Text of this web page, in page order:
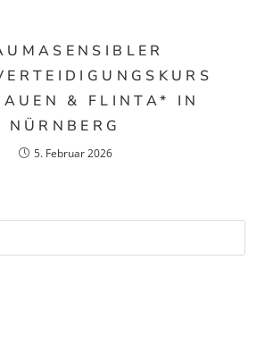
& FLINTA* IN
NÜRNBERG
5. Februar 2026